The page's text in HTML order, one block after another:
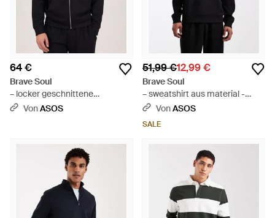
64 €
Brave Soul
– locker geschnittene
kapuzenjacke - Blau
VonASOS
51,99 €12,99 €
Brave Soul
– sweatshirt aus material -
Schwarz
VonASOS
SALE